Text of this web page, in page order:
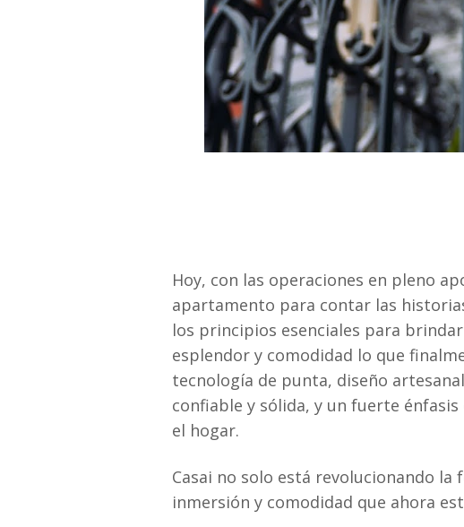
Hoy, con las operaciones en pleno
apartamento para contar las
los principios esenciales para
esplendor y comodidad lo que
tecnología de punta, diseño
confiable y sólida, y un fuerte
el hogar.
Casai no solo está revolucionando
inmersión y comodidad que ahora